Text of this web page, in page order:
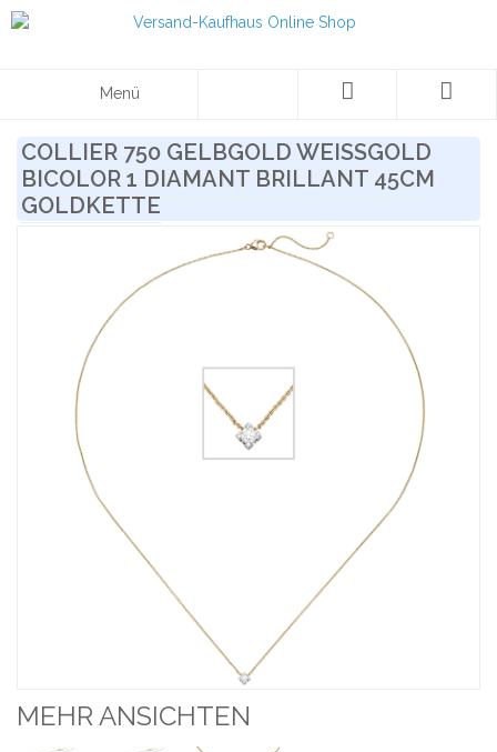
Menü
COLLIER 750 GELBGOLD WEISSGOLD B
ICOLOR 1 DIAMANT BRILLANT 45CM G
OLDKETTE
MEHR ANSICHTEN